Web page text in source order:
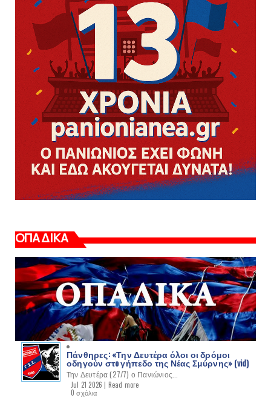
ΟΠΑΔΙΚΑ
Πάνθηρες: «Την Δευτέρα όλοι οι δρόμοι
οδηγούν στo γήπεδο της Νέας Σμύρνης» (vid)
Την Δευτέρα (27/7) ο Πανιώνιος...
Jul 21 2026 | Read more
0 σχόλια